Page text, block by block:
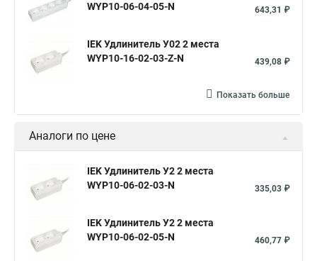
WYP10-06-04-05-N
643,31 ₽
IEK Удлинитель У02 2 места
WYP10-16-02-03-Z-N
439,08 ₽
Показать больше
Аналоги по цене
IEK Удлинитель У2 2 места
WYP10-06-02-03-N
335,03 ₽
IEK Удлинитель У2 2 места
WYP10-06-02-05-N
460,77 ₽